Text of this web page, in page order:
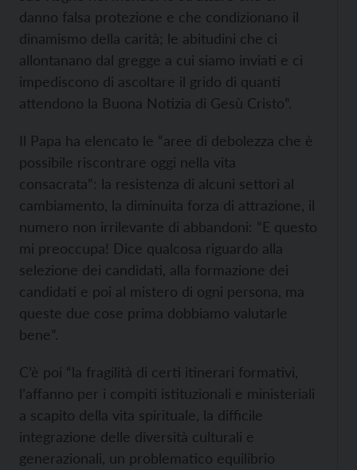
danno falsa protezione e che condizionano il
dinamismo della carità; le abitudini che ci
allontanano dal gregge a cui siamo inviati e ci
impediscono di ascoltare il grido di quanti
attendono la Buona Notizia di Gesù Cristo”.
Il Papa ha elencato le “aree di debolezza che è
possibile riscontrare oggi nella vita
consacrata”: la resistenza di alcuni settori al
cambiamento, la diminuita forza di attrazione, il
numero non irrilevante di abbandoni: “E questo
mi preoccupa! Dice qualcosa riguardo alla
selezione dei candidati, alla formazione dei
candidati e poi al mistero di ogni persona, ma
queste due cose prima dobbiamo valutarle
bene”.
C’è poi “la fragilità di certi itinerari formativi,
l’affanno per i compiti istituzionali e ministeriali
a scapito della vita spirituale, la difficile
integrazione delle diversità culturali e
generazionali, un problematico equilibrio